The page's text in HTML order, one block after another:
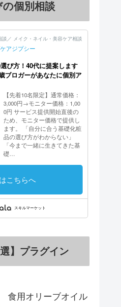
個別相談
】プラグイン
食用オリーブオイル